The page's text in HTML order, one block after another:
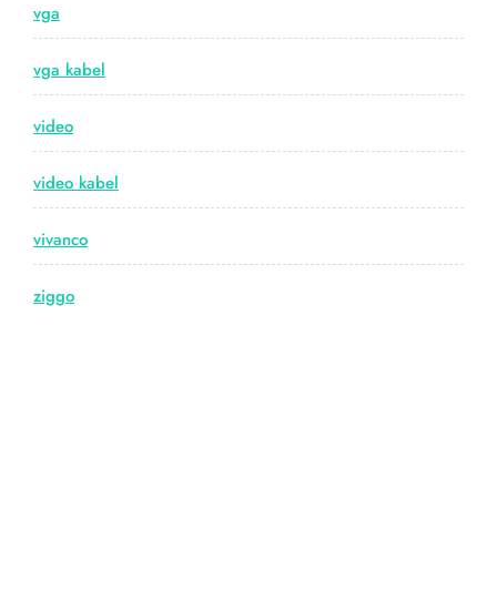
vga
vga kabel
video
video kabel
vivanco
ziggo